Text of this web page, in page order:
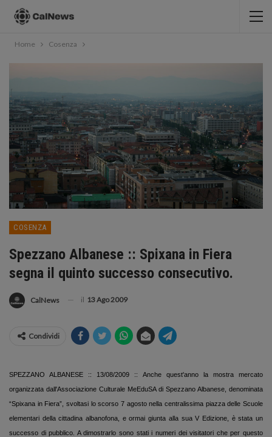
Home Cosenza
COSENZA
Spezzano Albanese :: Spixana in Fiera
segna il quinto successo consecutivo.
CalNews il 13 Ago 2009
Condividi
SPEZZANO ALBANESE :: 13/08/2009 :: Anche quest'anno la mostra mercato
organizzata dall'Associazione Culturale MeEduSA di Spezzano Albanese, denominata
“Spixana in Fiera”, svoltasi lo scorso 7 agosto nella centralissima piazza delle Scuole
elementari della cittadina albanofona, e ormai giunta alla sua V Edizione, è stata un
successo di pubblico. A dimostrarlo sono stati i numeri dei visitatori che per questo